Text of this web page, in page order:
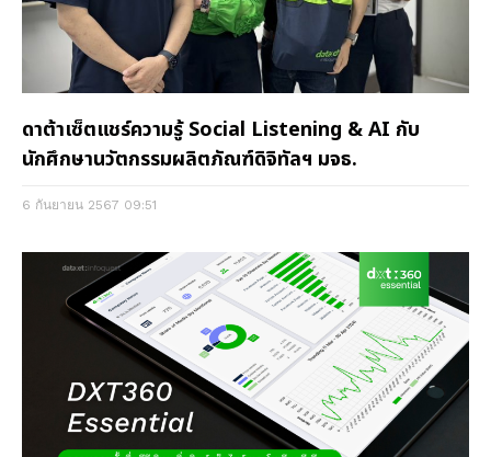
ดาต้าเซ็ตแชร์ความรู้ Social Listening & AI กับ
นักศึกษานวัตกรรมผลิตภัณฑ์ดิจิทัลฯ มจธ.
6 กันยายน 2567 09:51